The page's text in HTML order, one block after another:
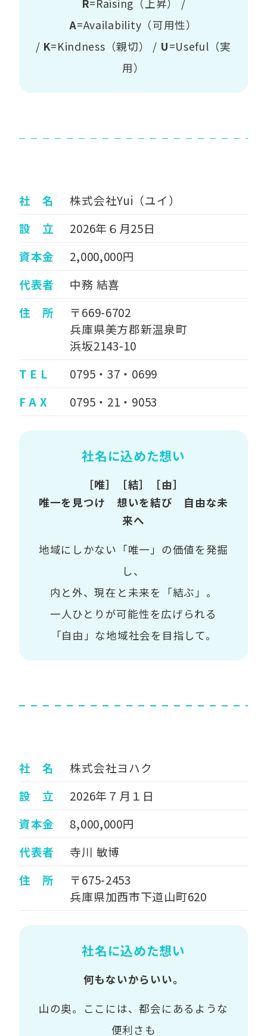
R=Raising（上昇） /
A=Availability（可用性）
/ K=Kindness（親切） / U=Useful（実
用）
社 名
株式会社Yui（ユイ）
設 立
2026年６月25日
資本金
2,000,000円
代表者
中務 結喜
住 所
〒669-6702
兵庫県美方郡新温泉町
浜坂2143-10
T E L
0795・37・0699
F A X
0795・21・9053
社名に込めた想い
［唯］［結］［由］
唯一を見つけ 想いを結び 自由な未
来へ
地域にしかない「唯一」の価値を発掘
し、
内と外、現在と未来を「結ぶ」。
一人ひとりが可能性を広げられる
「自由」な地域社会を目指して。
社 名
株式会社ヨハク
設 立
2026年７月１日
資本金
8,000,000円
代表者
寺川 敏博
住 所
〒675-2453
兵庫県加西市下道山町620
社名に込めた想い
何もないからいい。
山の奥。ここには、都会にあるような
便利さも